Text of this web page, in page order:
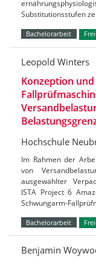
Substitutionsstufen
Bachelorarbeit
Leopold Winters
Konzeption
Hochschule
Im Rahmen der
von
ausgewählter
ISTA Project 6
Schwungarm-
Bachelorarbeit
Benjamin